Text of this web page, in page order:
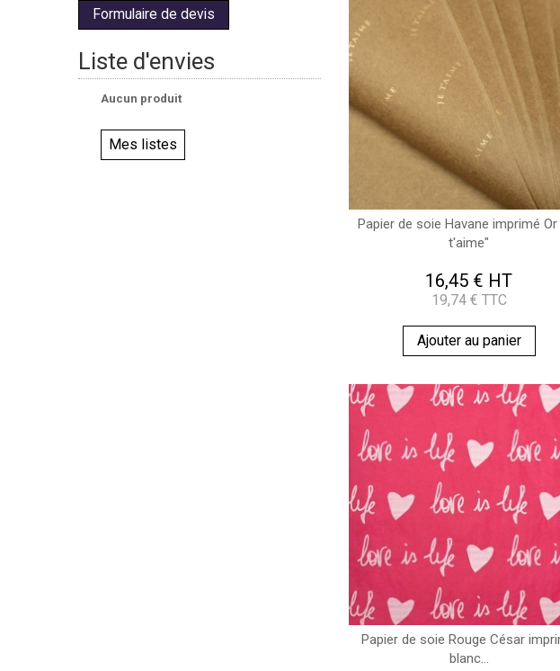
Papier de soie Havane imprimé Or
t'aime"
16,45 € HT
19,74 € TTC
Ajouter au panier
Papier de soie Rouge César
blanc...
Formulaire de devis
Liste d'envies
Aucun produit
Mes listes